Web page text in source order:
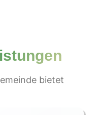
bietet